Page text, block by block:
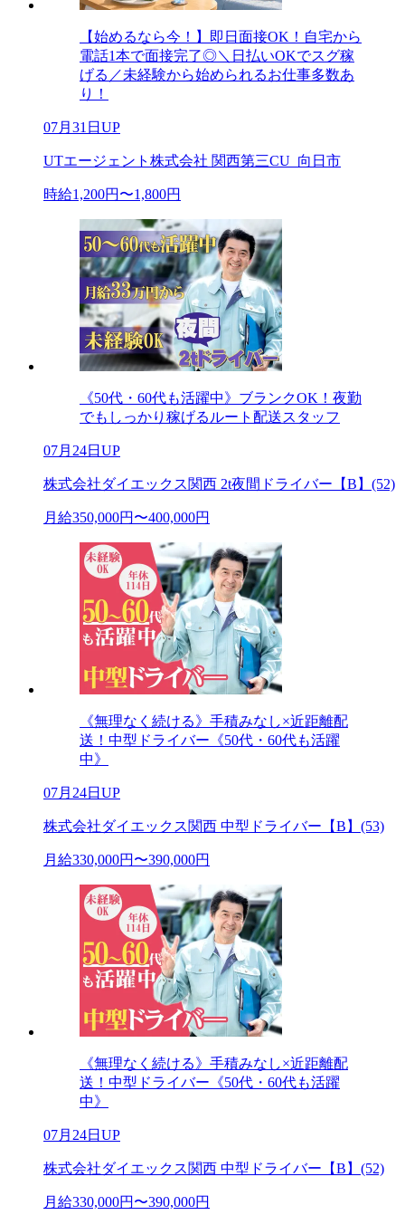
【始めるなら今！】即日面接OK！自宅から
電話1本で面接完了◎＼日払いOKでスグ稼
げる／未経験から始められるお仕事多数あ
り！
07月31日UP
UTエージェント株式会社 関西第三CU_向日市
時給1,200円〜1,800円
《50代・60代も活躍中》ブランクOK！夜勤
でもしっかり稼げるルート配送スタッフ
07月24日UP
株式会社ダイエックス関西 2t夜間ドライバー【B】(52)
月給350,000円〜400,000円
《無理なく続ける》手積みなし×近距離配
送！中型ドライバー《50代・60代も活躍
中》
07月24日UP
株式会社ダイエックス関西 中型ドライバー【B】(53)
月給330,000円〜390,000円
《無理なく続ける》手積みなし×近距離配
送！中型ドライバー《50代・60代も活躍
中》
07月24日UP
株式会社ダイエックス関西 中型ドライバー【B】(52)
月給330,000円〜390,000円